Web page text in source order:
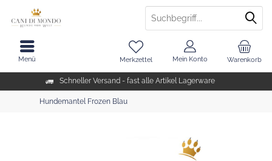
Schneller Versand - fast alle Artikel Lagerware
Warenkorb
Merkzettel Mein Konto
Menü
Hundemantel Frozen Blau